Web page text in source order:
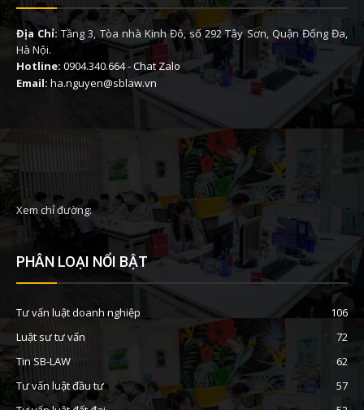
Địa Chỉ: Tầng 3, Tòa nhà Kinh Đô, số 292 Tây Sơn, Quận Đống Đa,
Hà Nội.
Hotline: 0904.340.664-Chat Zalo
Email: ha.nguyen@sblaw.vn
Xem chỉ đường:
PHÂN LOẠI NỔI BẬT
Tư vấn luật doanh nghiệp
106
Luật sư tư vấn
72
Tin SB-LAW
62
Tư vấn luật đầu tư
57